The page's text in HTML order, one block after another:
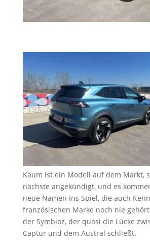
Kaum ist ein Modell auf dem Markt,
nächste angekündigt, und es
neue Namen ins Spiel, die auch
französischen Marke noch nie
der Symbioz, der quasi die Lücke
Captur und dem Austral schließt.